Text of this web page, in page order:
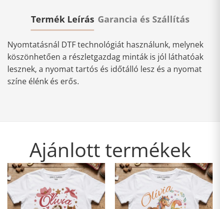
Termék Leírás Garancia és Szállítás
Nyomtatásnál DTF technológiát használunk, melynek
köszönhetően a részletgazdag minták is jól láthatóak
lesznek, a nyomat tartós és időtálló lesz és a nyomat
színe élénk és erős.
Ajánlott termékek